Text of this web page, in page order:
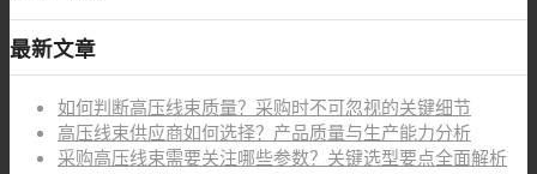
最新文章
如何判断高压线束质量？采购时不可忽视的关键细节
高压线束供应商如何选择？产品质量与生产能力分析
采购高压线束需要关注哪些参数？关键选型要点全面解析